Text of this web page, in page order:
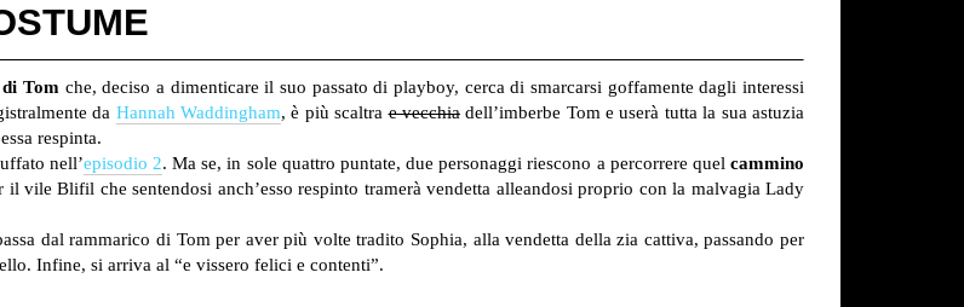
Tom che, deciso a dimenticare il suo passato di playboy, cerca di smarcarsi goffamente dagli interessi
da Hannah Waddingham, è più scaltrae vecchiadell’imberbe Tom e userà tutta la sua astuzia
respinta.
nell’episodio 2. Ma se, in sole quattro puntate, due personaggi riescono a percorrere quelcammino
vile Blifil che sentendosi anch’esso respinto tramerà vendetta alleandosi proprio con la malvagia Lady
dal rammarico di Tom per aver più volte tradito Sophia, alla vendetta della zia cattiva, passando per
Infine, si arriva al “e vissero felici e contenti”.